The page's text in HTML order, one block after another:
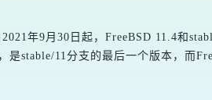
年9月30日起，FreeBSD 11.4和
是stable/11分支的最后一个版本，而